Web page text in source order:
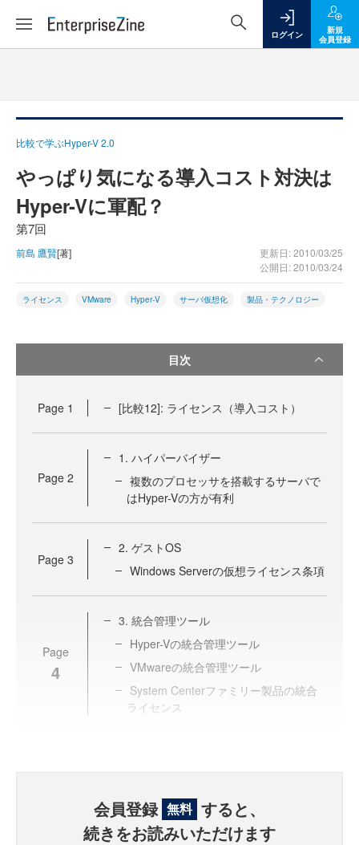
ログイン
新規
会員登録
比較で学ぶHyper-V 2.0
やっぱり気になる導入コスト対決は
Hyper-Vに軍配？
第7回
前島 鷹賢[著]
更新日: 2010/03/25
公開日: 2010/03/24
ライセンス VMware Hyper-V サーバ仮想化 製品・テクノロジー
目次
Page 1 [比較12]: ライセンス（導入コスト）
Page 2
1. ハイパーバイザー
複数のプロセッサを搭載するサーバで
はHyper-Vの方が有利
Page 3
2. ゲストOS
Windows Serverの仮想ライセンス条項
Page
4
3. 統合管理ツール
Hyper-Vの統合管理ツール
VMwareの統合管理ツール
System Centerファミリー製品の統合
ライセンス
会員登録 無料 すると、
続きをお読みいただけます